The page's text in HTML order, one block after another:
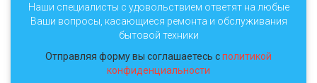
Наши специалисты с удовольствием ответят на любые
Ваши вопросы, касающиеся ремонта и обслуживания
бытовой техники
Отправляя форму вы соглашаетесь сполитикой
конфиденциальности